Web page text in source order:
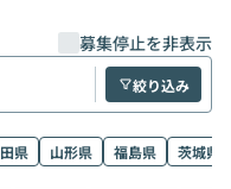
募集停止を非表示
絞り込み
県 山形県 福島県
茨城県